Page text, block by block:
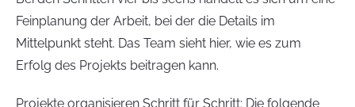
Feinplanung der Arbeit, bei der die Details im
Mittelpunkt steht. Das Team sieht hier, wie es zum
Erfolg des Projekts beitragen kann.
Projekte organisieren Schritt für Schritt: Die folgende